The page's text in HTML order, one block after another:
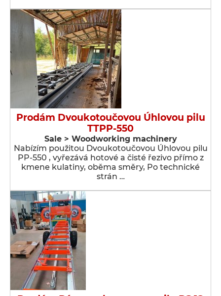
Prodám Dvoukotoučovou Úhlovou pilu
TTPP-550
Sale > Woodworking machinery
Nabízím použitou Dvoukotoučovou Úhlovou pilu
PP-550 , vyřezává hotové a čisté řezivo přímo z
kmene kulatiny, oběma směry, Po technické
strán …